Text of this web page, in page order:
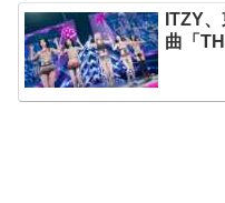
ITZY
曲「